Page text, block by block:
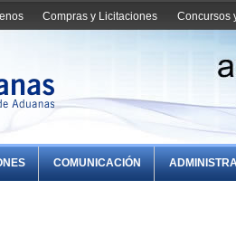
Concursos
Compras y Licitaciones
COMUNICACIÓN